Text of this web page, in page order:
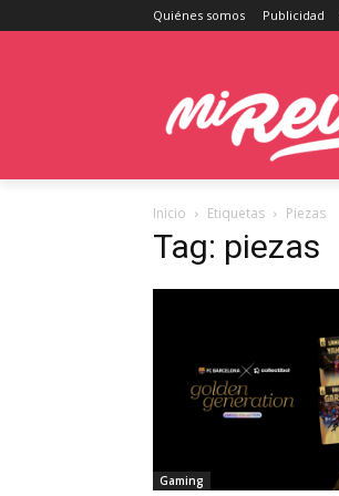
Quiénes somos Publicidad
Inicio Etiquetas Piezas
Tag: piezas
Gaming